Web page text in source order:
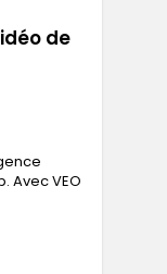
de
Avec VEO